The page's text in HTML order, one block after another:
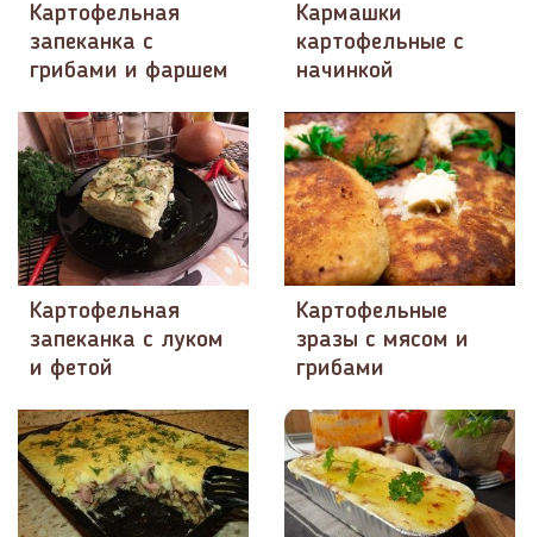
Картофельная
запеканка с
грибами и фаршем
Кармашки
картофельные с
начинкой
Картофельная
запеканка с луком
и фетой
Картофельные
зразы с мясом и
грибами